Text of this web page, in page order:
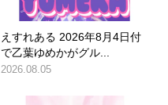
えすれある 2026年8月4日付
で乙葉ゆめかがグル...
2026.08.05